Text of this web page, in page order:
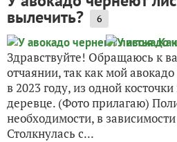
вылечить? 6
Здравствуйте! Обращаюсь к
отчаянии, так как мой
в 2023 году, из одной
деревце. (Фото прилагаю)
необходимости, в
Столкнулась с...